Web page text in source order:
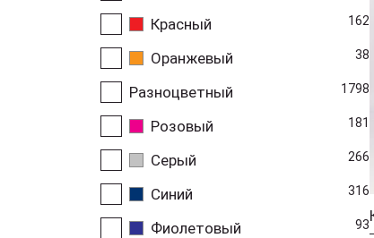
Красный 162
Оранжевый 38
Разноцветный 1798
Розовый 181
Серый 266
Синий 316
Фиолетовый 93